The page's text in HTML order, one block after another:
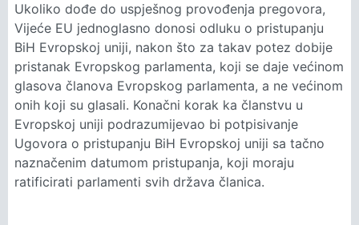
Ukoliko dođe do uspješnog provođenja pregovora,
Vijeće EU jednoglasno donosi odluku o pristupanju
BiH Evropskoj uniji, nakon što za takav potez dobije
pristanak Evropskog parlamenta, koji se daje većinom
glasova članova Evropskog parlamenta, a ne većinom
onih koji su glasali. Konačni korak ka članstvu u
Evropskoj uniji podrazumijevao bi potpisivanje
Ugovora o pristupanju BiH Evropskoj uniji sa tačno
naznačenim datumom pristupanja, koji moraju
ratificirati parlamenti svih država članica.